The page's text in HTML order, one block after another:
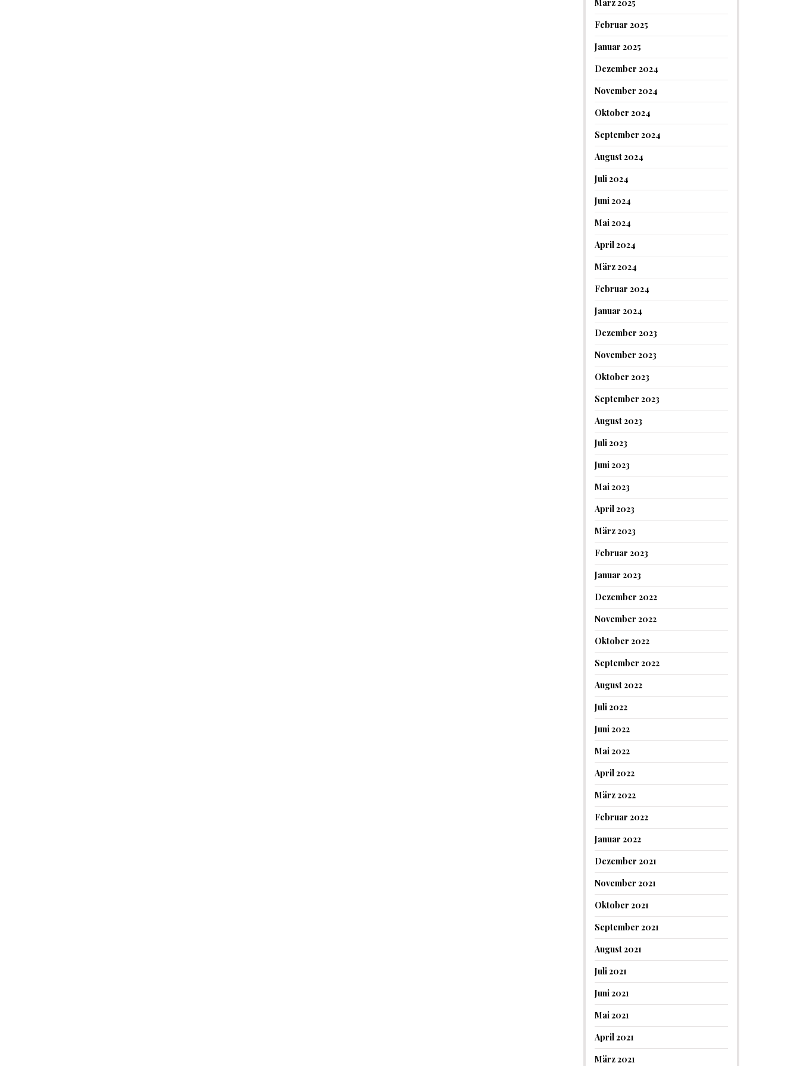
März 2025
Februar 2025
Januar 2025
Dezember 2024
November 2024
Oktober 2024
September 2024
August 2024
Juli 2024
Juni 2024
Mai 2024
April 2024
März 2024
Februar 2024
Januar 2024
Dezember 2023
November 2023
Oktober 2023
September 2023
August 2023
Juli 2023
Juni 2023
Mai 2023
April 2023
März 2023
Februar 2023
Januar 2023
Dezember 2022
November 2022
Oktober 2022
September 2022
August 2022
Juli 2022
Juni 2022
Mai 2022
April 2022
März 2022
Februar 2022
Januar 2022
Dezember 2021
November 2021
Oktober 2021
September 2021
August 2021
Juli 2021
Juni 2021
Mai 2021
April 2021
März 2021